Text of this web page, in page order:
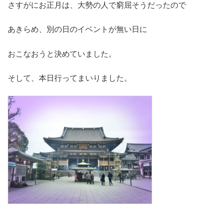
さすがにお正月は、大勢の人で窮屈そうだったので
あきらめ、別の日のイベントが無い日に
おこなおうと決めていました。
そして、本日行ってまいりました。